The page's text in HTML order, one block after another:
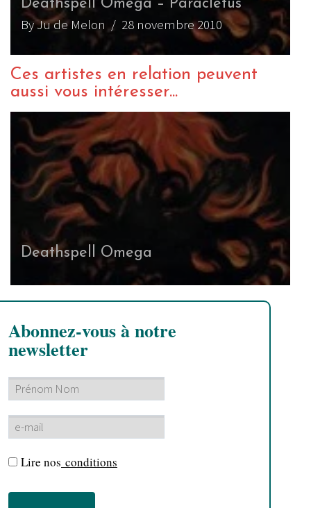
Deathspell Omega – Paracletus
By Ju de Melon / 28 novembre 2010
Ces artistes en relation peuvent
aussi vous intéresser...
Deathspell Omega
Abonnez-vous à notre
newsletter
Lire nos conditions